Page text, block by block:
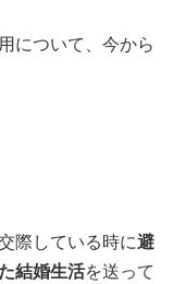
について、今から
際している時に避
結婚生活を送って